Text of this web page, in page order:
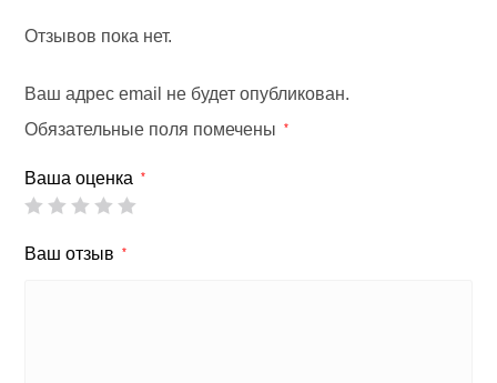
Отзывов пока нет.
Ваш адрес email не будет опубликован.
Обязательные поля помечены
*
Ваша оценка *
Ваш отзыв *